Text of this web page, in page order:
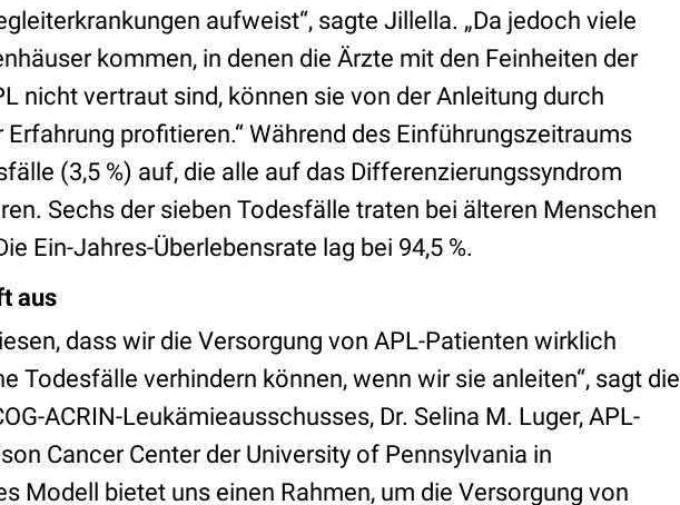
aufweist“, sagte Jillella. „Da jedoch viele
kommen, in denen die Ärzte mit den Feinheiten der
nicht vertraut sind, können sie von der Anleitung durch
profitieren.“ Während des Einführungszeitraums
(3,5 %) auf, die alle auf das Differenzierungssyndrom
Sechs der sieben Todesfälle traten bei älteren Menschen
Ein-Jahres-Überlebensrate lag bei 94,5 %.
aus
dass wir die Versorgung von APL-Patienten wirklich
Todesfälle verhindern können, wenn wir sie anleiten“, sagt die
ACRIN-Leukämieausschusses, Dr. Selina M. Luger, APL-
Cancer Center der University of Pennsylvania in
Modell bietet uns einen Rahmen, um die Versorgung von